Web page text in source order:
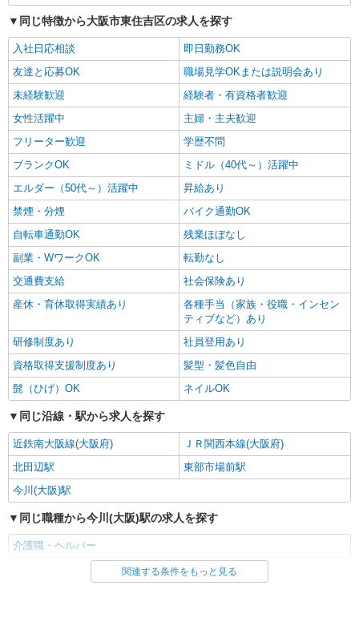
同じ特徴から大阪市東住吉区の求人を探す
入社日応相談
即日勤務OK
友達と応募OK
職場見学OKまたは説明会あり
未経験歓迎
経験者・有資格者歓迎
女性活躍中
主婦・主夫歓迎
フリーター歓迎
学歴不問
ブランクOK
ミドル（40代～）活躍中
エルダー（50代～）活躍中
昇給あり
禁煙・分煙
バイク通勤OK
自転車通勤OK
残業ほぼなし
副業・WワークOK
転勤なし
交通費支給
社会保険あり
産休・育休取得実績あり
各種手当（家族・役職・インセン
ティブなど）あり
研修制度あり
社員登用あり
資格取得支援制度あり
髪型・髪色自由
髭（ひげ）OK
ネイルOK
同じ沿線・駅から求人を探す
近鉄南大阪線(大阪府)
ＪＲ関西本線(大阪府)
北田辺駅
東部市場前駅
今川(大阪)駅
同じ職種から今川(大阪)駅の求人を探す
介護職・ヘルパー
同じ雇用形態から今川(大阪)駅の求人を探す
関連する条件をもっと見る